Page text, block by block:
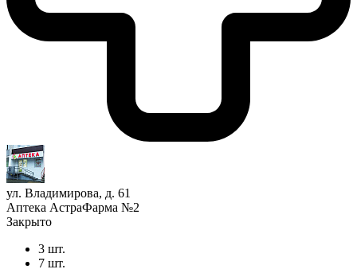
ул. Владимирова, д. 61
Аптека АстраФарма №2
Закрыто
3 шт.
7 шт.